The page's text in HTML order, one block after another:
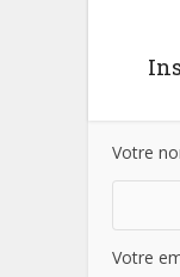
Votre
Votre